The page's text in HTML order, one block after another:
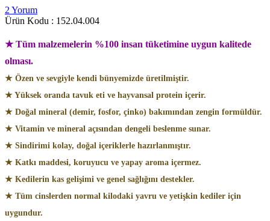
2 Yorum
Ürün Kodu : 152.04.004
★ Tüm malzemelerin %100 insan tüketimine uygun kalitede
olması.
★ Özen ve sevgiyle kendi bünyemizde üretilmiştir.
★ Yüksek oranda tavuk eti ve hayvansal protein içerir.
★ Doğal mineral (demir, fosfor, çinko) bakımından zengin formüldür.
★ Vitamin ve mineral açısından dengeli beslenme sunar.
★ Sindirimi kolay, doğal içeriklerle hazırlanmıştır.
★ Katkı maddesi, koruyucu ve yapay aroma içermez.
★ Kedilerin kas gelişimi ve genel sağlığını destekler.
★ Tüm cinslerden normal kilodaki yavru ve yetişkin kediler için
uygundur.